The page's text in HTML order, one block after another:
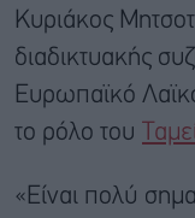
Κυριάκος
διαδικτυακής
Ευρωπαϊκό
το ρόλο του
«Είναι πολύ